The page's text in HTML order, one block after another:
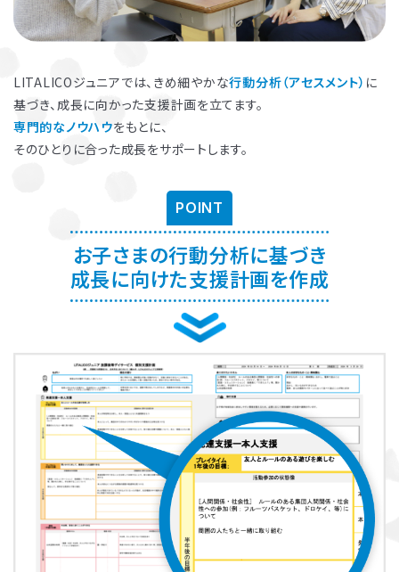
LITALICOジュニアでは、きめ細やかな行動分析（アセスメント） に
基づき、成長に向かった支援計画を立てます。
専門的なノウハウをもとに、
そのひとりに合った成長をサポートします。
POINT
お子さまの行動分析に基づき
成長に向けた支援計画を作成
お子さまのやる気を引き出し、
保護者さまのストレス軽減に役立つ
よくある質問
ペアレントトレーニングを受講するとどんな効果がありますか？
り、怒る回数が減る、ということが研究を通して実証されています。
た、これまで1500名以上の方が受講され、「毎日のようにあった癇癪
が減った」「今まで何回言ってもやってくれなかった宿題をやるように
なった」など、多くの方にご好評をいただいています。
プログラムを聞くだけですか？
プログラムは、講座を聞くだけでなく、テキストに書き込んでいただい
たり、保護者さまと講師とで対話したりしながら進めます。
受講時に学んだ内容を自宅に帰ってお子さまに実践していただき、そ
の結果を後日報告いただき振り返りしていきます。
お子さまにあった関わりを習慣的に実践していただけるように、座学
と実践の繰り返しで講師がサポートしていきます。